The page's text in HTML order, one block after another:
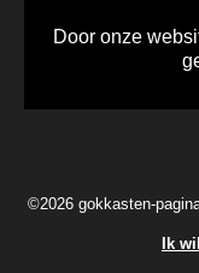
Door onzeHome
©2026 gokkasten-
Ik